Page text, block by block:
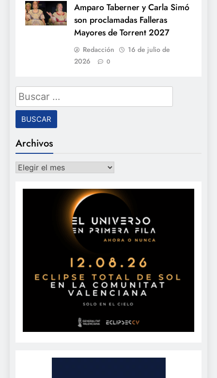
Amparo Taberner y Carla Simó
son proclamadas Falleras
Mayores de Torrent 2027
Redacción
16 de julio de
2026
0
Buscar:
Archivos
Archivos